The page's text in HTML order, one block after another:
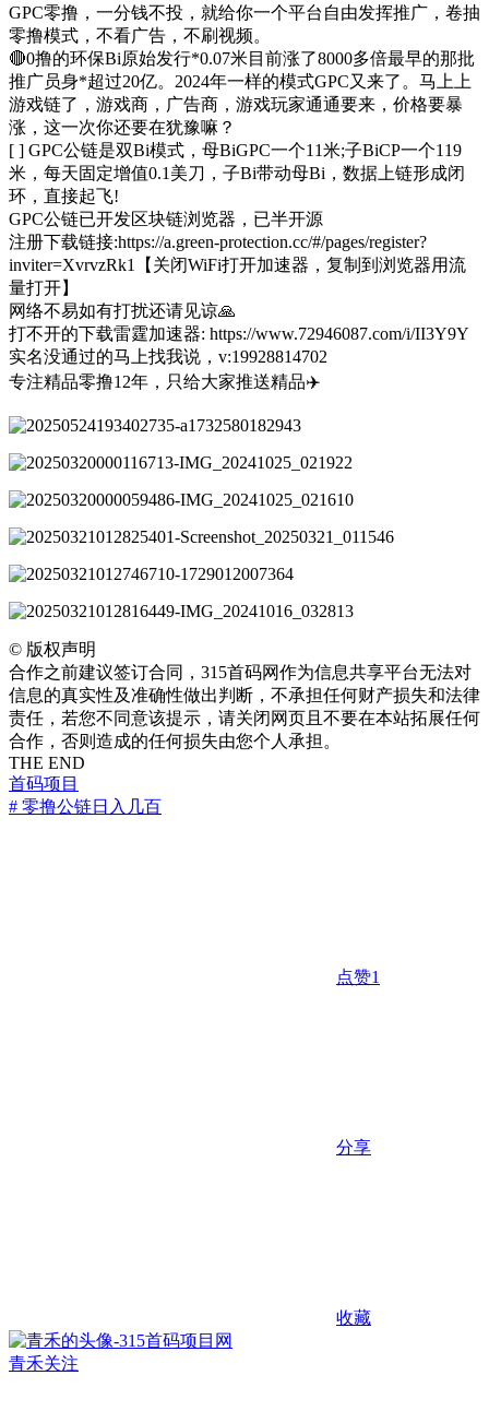
GPC零撸，一分钱不投，就给你一个平台自由发挥推广，卷抽
零撸模式，不看广告，不刷视频。
🔴0撸的环保Bi原始发行*0.07米目前涨了8000多倍最早的那批
推广员身*超过20亿。2024年一样的模式GPC又来了。马上上
游戏链了，游戏商，广告商，游戏玩家通通要来，价格要暴
涨，这一次你还要在犹豫嘛？
[ ] GPC公链是双Bi模式，母BiGPC一个11米;子BiCP一个119
米，每天固定增值0.1美刀，子Bi带动母Bi，数据上链形成闭
环，直接起飞!
GPC公链已开发区块链浏览器，已半开源
注册下载链接:https://a.green-protection.cc/#/pages/register?
inviter=XvrvzRk1【关闭WiFi打开加速器，复制到浏览器用流
量打开】
网络不易如有打扰还请见谅🙏
打不开的下载雷霆加速器: https://www.72946087.com/i/II3Y9Y
实名没通过的马上找我说，v:19928814702
专注精品零撸12年，只给大家推送精品✈️
© 版权声明
合作之前建议签订合同，315首码网作为信息共享平台无法对
信息的真实性及准确性做出判断，不承担任何财产损失和法律
责任，若您不同意该提示，请关闭网页且不要在本站拓展任何
合作，否则造成的任何损失由您个人承担。
THE END
首码项目
# 零撸公链日入几百
点赞1
分享
收藏
青禾关注